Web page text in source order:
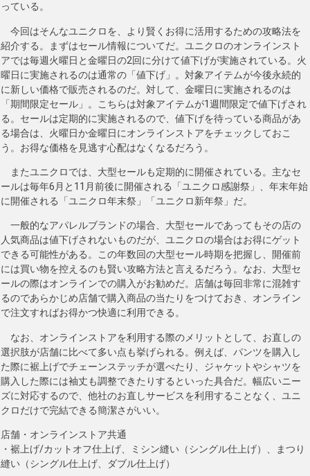
っている。
今回はそんなユニクロを、より賢くお得に活用するための攻略法を
紹介する。まずはセール情報についてだ。ユニクロのオンラインスト
アでは毎週火曜日と金曜日の2回に分けて値下げが実施されている。火
曜日に実施されるのは通常の「値下げ」。対象アイテムが今後永続的
に新しい価格で販売されるのだ。対して、金曜日に実施されるのは
「期間限定セール」。こちらは対象アイテムが1週間限定で値下げされ
る。セールは定期的に実施されるので、値下げを待っている商品があ
る場合は、火曜日か金曜日にオンラインストアをチェックしておこ
う。お得な価格を見逃す心配はなくなるだろう。
またユニクロでは、大型セールも定期的に開催されている。主なセ
ールは毎年6月と11月前後に開催される「ユニクロ感謝祭」、年末年始
に開催される「ユニクロ年末祭」「ユニクロ新年祭」だ。
一般的なアパレルブランドの場合、大型セールであってもその店の
人気商品は値下げされないものだが、ユニクロの場合はお得にゲット
できる可能性がある。この年数回の大型セール時期を把握し、開催前
には買い物を控えるのも賢い攻略方法と言えるだろう。なお、大型セ
ールの際はオンラインでの購入がお勧めだ。店舗は毎回非常に混雑す
るのであらかじめ店舗で購入商品の当たりをつけておき、オンライン
で注文すればお得かつ快適に利用できる。
なお、オンラインストアを利用する際のメリットとして、お直しの
選択肢が店舗に比べて多い点も挙げられる。例えば、パンツを購入し
た際に裾上げでチェーンステッチが選べたり、ジャケットやシャツを
購入した際には袖丈も調整できたりするといった具合だ。幅広いニー
ズに対応するので、他社のお直しサービスを利用することなく、ユニ
クロだけで完結できる簡潔さがいい。
店舗・オンラインストア共通
・裾上げ/カットオフ仕上げ、ミシン縫い（シングル仕上げ）、まつり
縫い（シングル仕上げ、ダブル仕上げ）